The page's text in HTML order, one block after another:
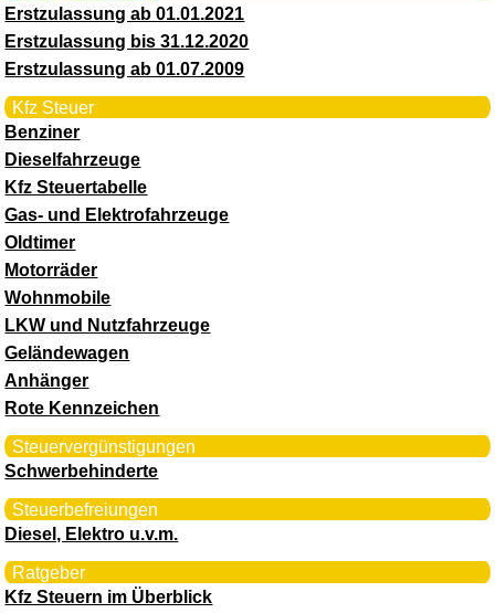
Erstzulassung ab 01.01.2021
Erstzulassung bis 31.12.2020
Erstzulassung ab 01.07.2009
Kfz Steuer
Benziner
Dieselfahrzeuge
Kfz Steuertabelle
Gas- und Elektrofahrzeuge
Oldtimer
Motorräder
Wohnmobile
LKW und Nutzfahrzeuge
Geländewagen
Anhänger
Rote Kennzeichen
Steuervergünstigungen
Schwerbehinderte
Steuerbefreiungen
Diesel, Elektro u.v.m.
Ratgeber
Kfz Steuern im Überblick